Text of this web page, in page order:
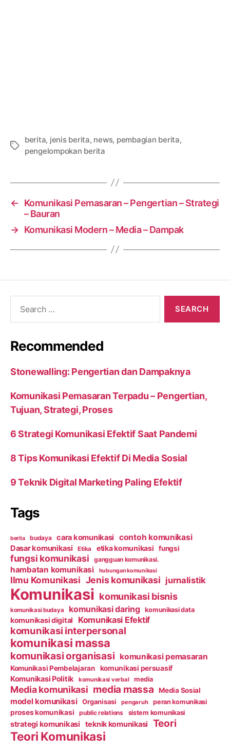
Tags
berita, jenis berita, news, pembagian berita,
pengelompokan berita
←
Komunikasi Pemasaran – Pengertian – Strategi
– Bauran
→ Komunikasi Modern – Media – Dampak
Recommended
Stonewalling: Pengertian dan Dampaknya
Komunikasi Pemasaran Terpadu – Pengertian,
Tujuan, Strategi, Proses
6 Strategi Komunikasi Efektif Saat Pandemi
8 Tips Komunikasi Efektif Di Media Sosial
9 Teknik Digital Marketing Paling Efektif
Tags
berita budaya cara komunikasi contoh komunikasi
Dasar komunikasi Etika etika komunikasi fungsi
fungsi komunikasi gangguan komunikasi.
hambatan komunikasi hubungan komunikasi
Ilmu Komunikasi Jenis komunikasi jurnalistik
Komunikasi komunikasi bisnis
komunikasi budaya komunikasi daring komunikasi data
komunikasi digital Komunikasi Efektif
komunikasi interpersonal
komunikasi massa
komunikasi organisasi komunikasi pemasaran
Komunikasi Pembelajaran komunikasi persuasif
Komunikasi Politik komunikasi verbal media
Media komunikasi media massa Media Sosial
model komunikasi Organisasi pengaruh peran komunikasi
proses komunikasi public relations sistem komunikasi
strategi komunikasi teknik komunikasi Teori
Teori Komunikasi